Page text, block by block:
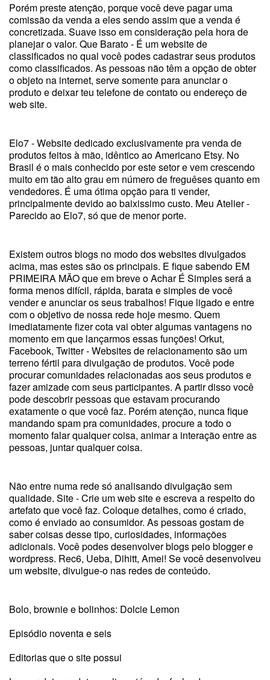
Porém preste atenção, porque você deve pagar uma
comissão da venda a eles sendo assim que a venda é
concretizada. Suave isso em consideração pela hora de
planejar o valor. Que Barato - É um website de
classificados no qual você podes cadastrar seus produtos
como classificados. As pessoas não têm a opção de obter
o objeto na internet, serve somente para anunciar o
produto e deixar teu telefone de contato ou endereço de
web site.
Elo7 - Website dedicado exclusivamente pra venda de
produtos feitos à mão, idêntico ao Americano Etsy. No
Brasil é o mais conhecido por este setor e vem crescendo
muito em tão alto grau em número de freguêses quanto em
vendedores. É uma ótima opção para ti vender,
principalmente devido ao baixissimo custo. Meu Atelier -
Parecido ao Elo7, só que de menor porte.
Existem outros blogs no modo dos websites divulgados
acima, mas estes são os principais. E fique sabendo EM
PRIMEIRA MÃO que em breve o Achar É Simples será a
forma menos difícil, rápida, barata e simples de você
vender e anunciar os seus trabalhos! Fique ligado e entre
com o objetivo de nossa rede hoje mesmo. Quem
imediatamente fizer cota vai obter algumas vantagens no
momento em que lançarmos essas funções! Orkut,
Facebook, Twitter - Websites de relacionamento são um
terreno fértil para divulgação de produtos. Você pode
procurar comunidades relacionadas aos seus produtos e
fazer amizade com seus participantes. A partir disso você
pode descobrir pessoas que estavam procurando
exatamente o que você faz. Porém atenção, nunca fique
mandando spam pra comunidades, procure a todo o
momento falar qualquer coisa, animar a interação entre as
pessoas, juntar qualquer coisa.
Não entre numa rede só analisando divulgação sem
qualidade. Site - Crie um web site e escreva a respeito do
artefato que você faz. Coloque detalhes, como é criado,
como é enviado ao consumidor. As pessoas gostam de
saber coisas desse tipo, curiosidades, informações
adicionais. Você podes desenvolver blogs pelo blogger e
wordpress. Rec6, Ueba, Dihitt, Amei! Se você desenvolveu
um website, divulgue-o nas redes de conteúdo.
Bolo, brownie e bolinhos: Dolcie Lemon
Episódio noventa e seis
Editorias que o site possui